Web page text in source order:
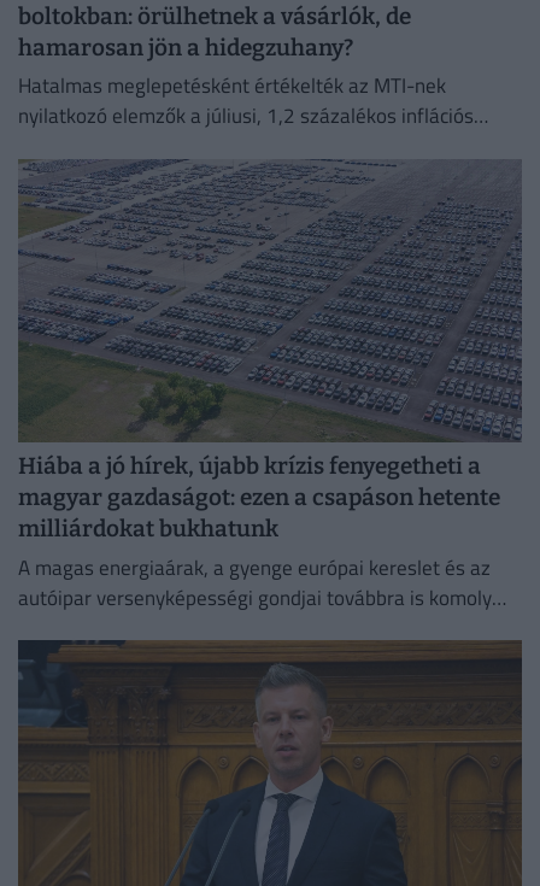
boltokban: örülhetnek a vásárlók, de
hamarosan jön a hidegzuhany?
Hatalmas meglepetésként értékelték az MTI-nek
nyilatkozó elemzők a júliusi, 1,2 százalékos inflációs
Hiába a jó hírek, újabb krízis fenyegetheti a
magyar gazdaságot: ezen a csapáson hetente
milliárdokat bukhatunk
A magas energiaárak, a gyenge európai kereslet és az
autóipar versenyképességi gondjai továbbra is komoly